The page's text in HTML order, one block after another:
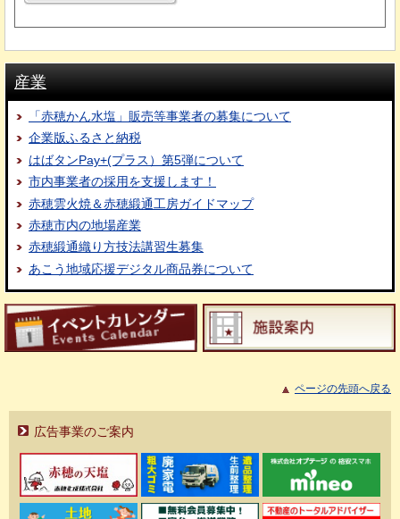
産業
「赤穂かん水塩」販売等事業者の募集について
企業版ふるさと納税
はばタンPay+(プラス）第5弾について
市内事業者の採用を支援します！
赤穂雲火焼＆赤穂緞通工房ガイドマップ
赤穂市内の地場産業
赤穂緞通織り方技法講習生募集
あこう地域応援デジタル商品券について
ページの先頭へ戻る
広告事業のご案内